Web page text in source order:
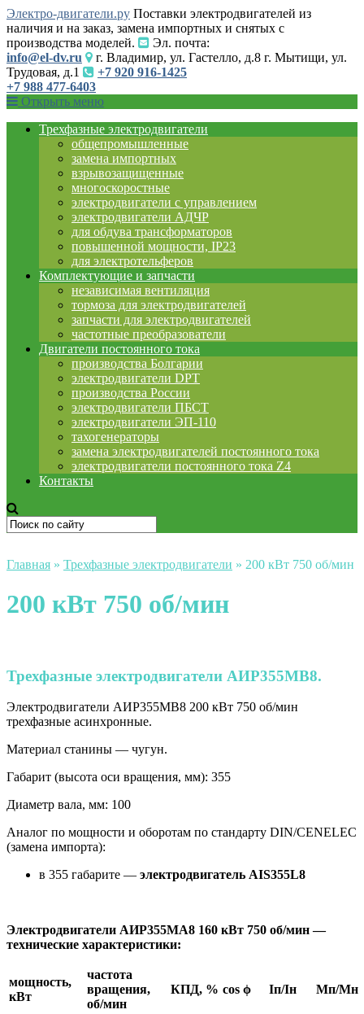
Электро-двигатели.ру Поставки электродвигателей из
наличия и на заказ, замена импортных и снятых с
производства моделей.
Эл. почта:
info@el-dv.ru
г. Владимир, ул. Гастелло, д.8 г. Мытищи, ул.
Трудовая, д.1
+7 920 916-1425
+7 988 477-6403
Открыть меню
Трехфазные электродвигатели
общепромышленные
замена импортных
взрывозащищенные
многоскоростные
электродвигатели с управлением
электродвигатели АДЧР
для обдува трансформаторов
повышенной мощности, IP23
для электротельферов
Комплектующие и запчасти
независимая вентиляция
тормоза для электродвигателей
запчасти для электродвигателей
частотные преобразователи
Двигатели постоянного тока
производства Болгарии
электродвигатели DPT
производства России
электродвигатели ПБСТ
электродвигатели ЭП-110
тахогенераторы
замена электродвигателей постоянного тока
электродвигатели постоянного тока Z4
Контакты
Главная » Трехфазные электродвигатели » 200 кВт 750 об/мин
200 кВт 750 об/мин
Трехфазные электродвигатели АИР355MB8.
Электродвигатели АИР355MB8 200 кВт 750 об/мин
трехфазные асинхронные.
Материал станины — чугун.
Габарит (высота оси вращения, мм): 355
Диаметр вала, мм: 100
Аналог по мощности и оборотам по стандарту DIN/CENELEC
(замена импорта):
в 355 габарите — электродвигатель AIS355L8
Электродвигатели АИР355MA8 160 кВт 750 об/мин —
технические характеристики:
мощность,
кВт
частота
вращения,
об/мин
КПД, % cos ϕ Iп/Iн Мп/Мн